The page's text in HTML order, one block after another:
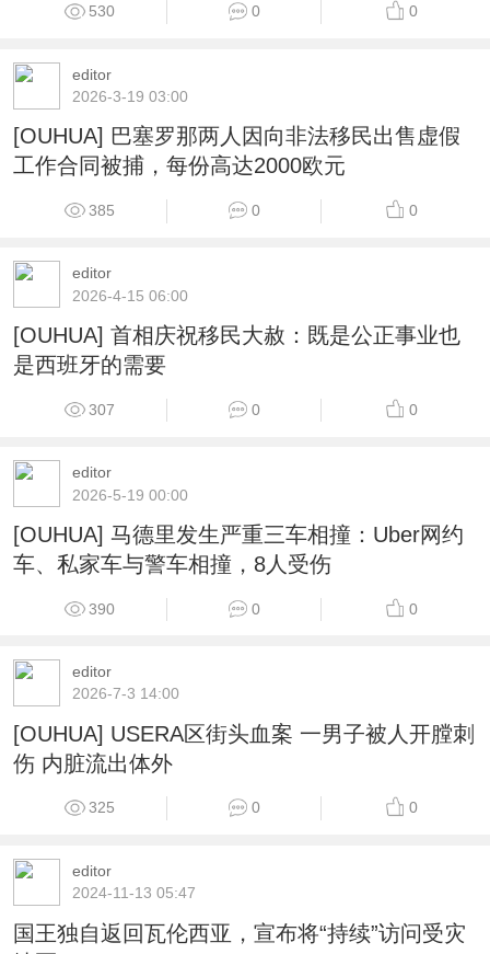
530 0 0
editor
2026-3-19 03:00
[OUHUA] 巴塞罗那两人因向非法移民出售虚假
工作合同被捕，每份高达2000欧元
385 0 0
editor
2026-4-15 06:00
[OUHUA] 首相庆祝移民大赦：既是公正事业也
是西班牙的需要
307 0 0
editor
2026-5-19 00:00
[OUHUA] 马德里发生严重三车相撞：Uber网约
车、私家车与警车相撞，8人受伤
390 0 0
editor
2026-7-3 14:00
[OUHUA] USERA区街头血案 一男子被人开膛刺
伤 内脏流出体外
325 0 0
editor
2024-11-13 05:47
国王独自返回瓦伦西亚，宣布将“持续”访问受灾